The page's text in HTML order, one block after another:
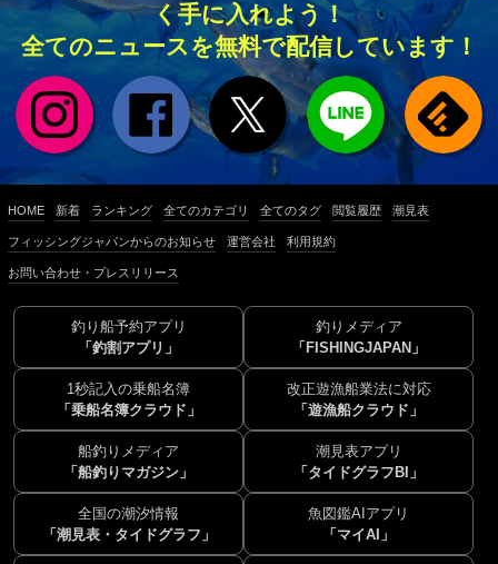
く手に入れよう！
全てのニュースを無料で配信しています！
HOME 新着 ランキング 全てのカテゴリ 全てのタグ 閲覧履歴 潮見表
フィッシングジャパンからのお知らせ 運営会社 利用規約
お問い合わせ・プレスリリース
釣り船予約アプリ
「釣割アプリ」
釣りメディア
「FISHINGJAPAN」
1秒記入の乗船名簿
「乗船名簿クラウド」
改正遊漁船業法に対応
「遊漁船クラウド」
船釣りメディア
「船釣りマガジン」
潮見表アプリ
「タイドグラフBI」
全国の潮汐情報
「潮見表・タイドグラフ」
魚図鑑AIアプリ
「マイAI」